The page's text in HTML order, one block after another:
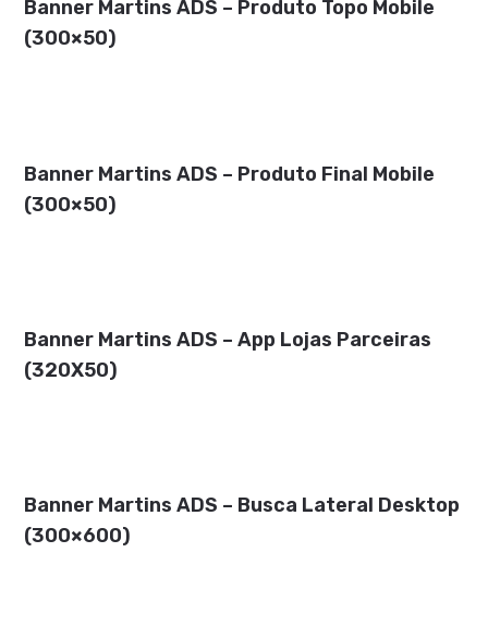
Banner Martins ADS – Produto Topo Mobile
(300×50)
Banner Martins ADS – Produto Final Mobile
(300×50)
Banner Martins ADS – App Lojas Parceiras
(320X50)
Banner Martins ADS – Busca Lateral Desktop
(300×600)